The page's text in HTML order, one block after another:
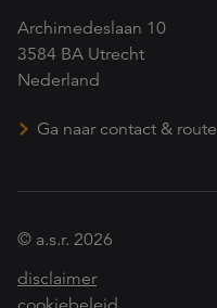
Archimedeslaan 10
3584 BA Utrecht
Nederland
Ga naar contact & route
© a.s.r. 2026
disclaimer